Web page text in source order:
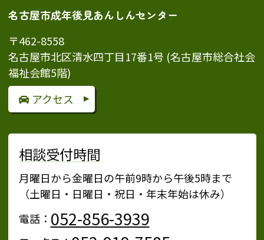
名古屋市成年後見あんしんセンター
〒462-8558
名古屋市北区清水四丁目17番1号 (名古屋市総合社会
福祉会館5階)
アクセス
相談受付時間
月曜日から金曜日の午前9時から午後5時まで
（土曜日・日曜日・祝日・年末年始は休み）
電話： 052-856-3939